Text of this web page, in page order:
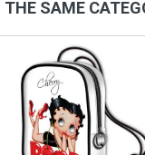
SAME